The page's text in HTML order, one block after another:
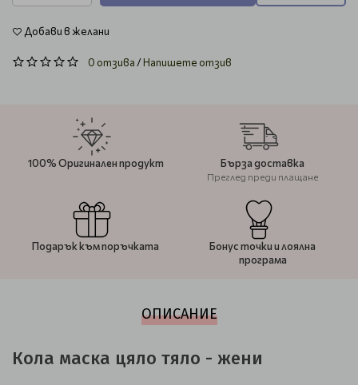
Добави в желани
0 отзива/Напишете отзив
100% Оригинален продукт Бърза доставка
Преглед преди плащане
Подарък към поръчката
Бонус точки и лоялна
програма
ОПИСАНИЕ
Кола маска цяло тяло - жени